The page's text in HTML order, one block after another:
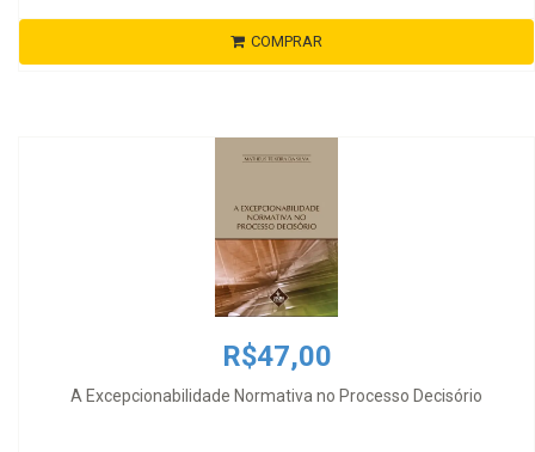
COMPRAR
R$47,00
A Excepcionabilidade Normativa no Processo Decisório